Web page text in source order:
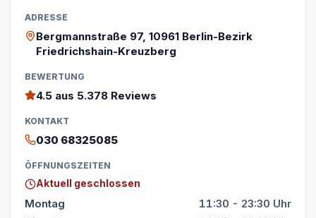
ADRESSE
Bergmannstraße 97, 10961 Berlin-Bezirk
Friedrichshain-Kreuzberg
BEWERTUNG
4.5 aus 5.378 Reviews
KONTAKT
030 68325085
ÖFFNUNGSZEITEN
Aktuell geschlossen
Montag
11:30 - 23:30 Uhr